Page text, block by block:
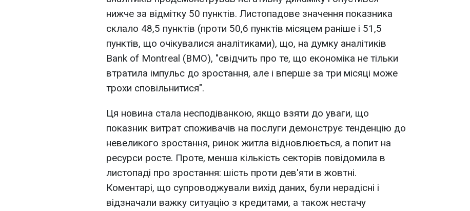
нижче за відмітку 50 пунктів. Листопадове значення показника
склало 48,5 пунктів (проти 50,6 пунктів місяцем раніше і 51,5
пунктів, що очікувалися аналітиками), що, на думку аналітиків
Bank of Montreal (BMO), "свідчить про те, що економіка не тільки
втратила імпульс до зростання, але і вперше за три місяці може
трохи сповільнитися".
Ця новина стала несподіванкою, якщо взяти до уваги, що
показник витрат споживачів на послуги демонструє тенденцію до
невеликого зростання, ринок житла відновлюється, а попит на
ресурси росте. Проте, менша кількість секторів повідомила в
листопаді про зростання: шість проти дев'яти в жовтні.
Коментарі, що супроводжували вихід даних, були нерадісні і
відзначали важку ситуацію з кредитами, а також нестачу